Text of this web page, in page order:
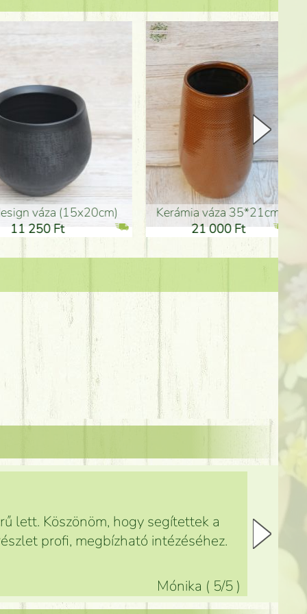
Kerámia váza 35*21cm
21 000 Ft
ballagó fiú fa betűző
1 300 Ft
lett. Köszönöm, hogy segítettek a
profi, megbízható intézéséhez.
Mónika ( 5/5 )